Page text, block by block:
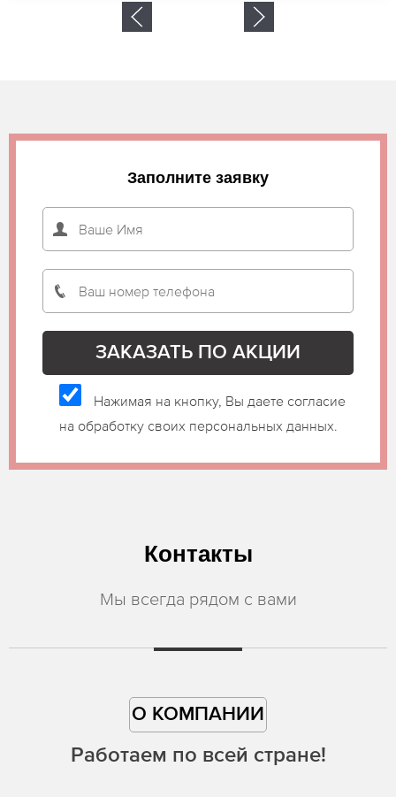
Заполните заявку
Нажимая на кнопку, Вы даете согласие
на обработку своих персональных данных.
Контакты
Мы всегда рядом с вами
О КОМПАНИИ
Работаем по всей стране!